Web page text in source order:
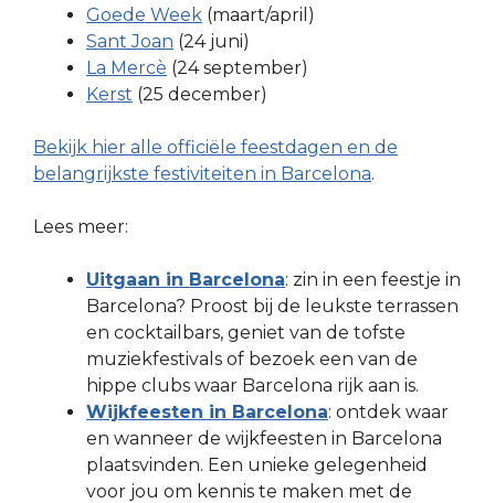
Goede Week (maart/april)
Sant Joan (24 juni)
La Mercè (24 september)
Kerst (25 december)
Bekijk hier alle officiële feestdagen en de
belangrijkste festiviteiten in Barcelona.
Lees meer:
Uitgaan in Barcelona: zin in een feestje in
Barcelona? Proost bij de leukste terrassen
en cocktailbars, geniet van de tofste
muziekfestivals of bezoek een van de
hippe clubs waar Barcelona rijk aan is.
Wijkfeesten in Barcelona: ontdek waar
en wanneer de wijkfeesten in Barcelona
plaatsvinden. Een unieke gelegenheid
voor jou om kennis te maken met de